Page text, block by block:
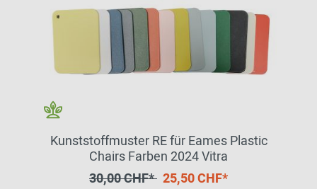
Kunststoffmuster RE für Eames Plastic
Chairs Farben 2024 Vitra
30,00 CHF* 25,50 CHF*